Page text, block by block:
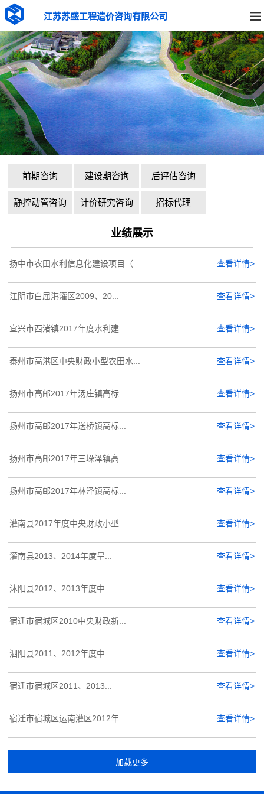
江苏苏盛工程造价咨询有限公司
前期咨询 建设期咨询 后评估咨询
静控动管咨询 计价研究咨询 招标代理
业绩展示
扬中市农田水利信息化建设项目（... 查看详情>
江阴市白屈港灌区2009、20... 查看详情>
宜兴市西渚镇2017年度水利建... 查看详情>
泰州市高港区中央财政小型农田水... 查看详情>
扬州市高邮2017年汤庄镇高标... 查看详情>
扬州市高邮2017年送桥镇高标... 查看详情>
扬州市高邮2017年三垛泽镇高... 查看详情>
扬州市高邮2017年林泽镇高标... 查看详情>
灌南县2017年度中央财政小型... 查看详情>
灌南县2013、2014年度旱... 查看详情>
沐阳县2012、2013年度中... 查看详情>
宿迁市宿城区2010中央财政新... 查看详情>
泗阳县2011、2012年度中... 查看详情>
宿迁市宿城区2011、2013... 查看详情>
宿迁市宿城区运南灌区2012年... 查看详情>